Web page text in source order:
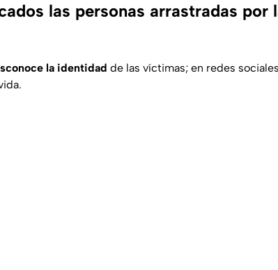
las personas arrastradas por
la identidad de las víctimas; en redes